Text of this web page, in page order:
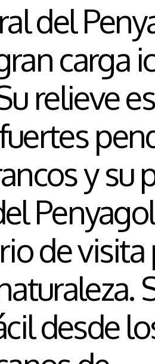
del
carga
relieve
y su
de visita
desde